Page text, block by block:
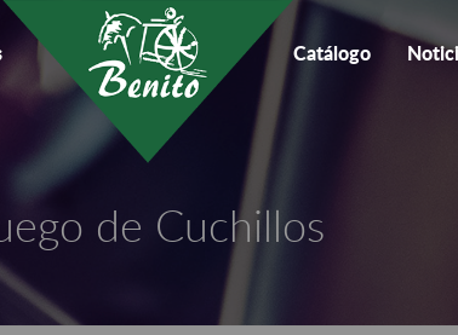
Catálogo
de Cuchillos